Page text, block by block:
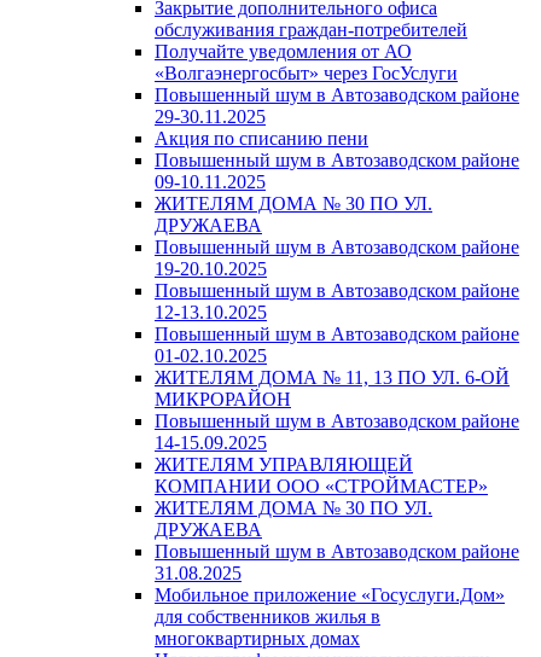
Закрытие дополнительного офиса
обслуживания граждан-потребителей
Получайте уведомления от АО
«Волгаэнергосбыт» через ГосУслуги
Повышенный шум в Автозаводском районе
29-30.11.2025
Акция по списанию пени
Повышенный шум в Автозаводском районе
09-10.11.2025
ЖИТЕЛЯМ ДОМА № 30 ПО УЛ.
ДРУЖАЕВА
Повышенный шум в Автозаводском районе
19-20.10.2025
Повышенный шум в Автозаводском районе
12-13.10.2025
Повышенный шум в Автозаводском районе
01-02.10.2025
ЖИТЕЛЯМ ДОМА № 11, 13 ПО УЛ. 6-ОЙ
МИКРОРАЙОН
Повышенный шум в Автозаводском районе
14-15.09.2025
ЖИТЕЛЯМ УПРАВЛЯЮЩЕЙ
КОМПАНИИ ООО «СТРОЙМАСТЕР»
ЖИТЕЛЯМ ДОМА № 30 ПО УЛ.
ДРУЖАЕВА
Повышенный шум в Автозаводском районе
31.08.2025
Мобильное приложение «Госуслуги.Дом»
для собственников жилья в
многоквартирных домах